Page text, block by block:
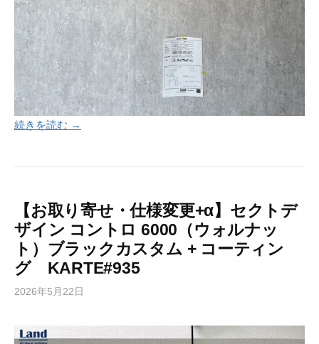
続きを読む →
【お取り寄せ・仕様変更+α】セクトデ
ザイン コントロ 6000（ウォルナッ
ト）ブラックカスタム + コーティン
グ KARTE#935
2026年5月22日